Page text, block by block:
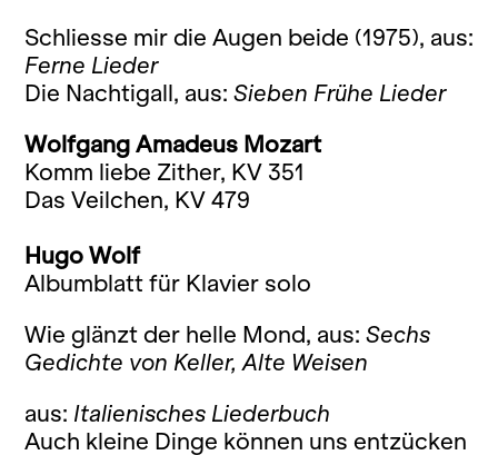
Schliesse mir die Augen beide (1975), aus:
Ferne Lieder
Die Nachtigall, aus: Sieben Frühe Lieder
Wolfgang Amadeus Mozart
Komm liebe Zither, KV 351
Das Veilchen, KV 479
Hugo Wolf
Albumblatt für Klavier solo
Wie glänzt der helle Mond, aus: Sechs
Gedichte von Keller, Alte Weisen
aus: Italienisches Liederbuch
Auch kleine Dinge können uns entzücken